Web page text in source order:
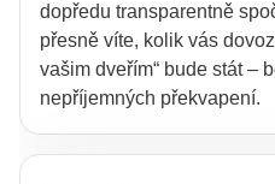
dopředu transparentně
přesně víte, kolik vás
vašim dveřím“ bude stát –
nepříjemných překvapení.